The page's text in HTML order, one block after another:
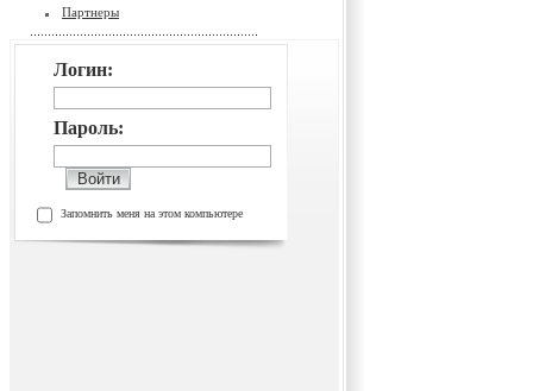
Партнеры
Логин:
Пароль:
Запомнить меня на этом компьютере